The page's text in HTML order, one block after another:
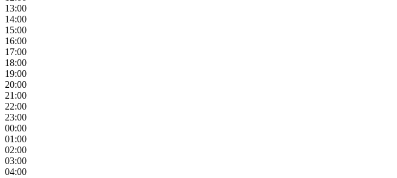
13:00
14:00
15:00
16:00
17:00
18:00
19:00
20:00
21:00
22:00
23:00
00:00
01:00
02:00
03:00
04:00